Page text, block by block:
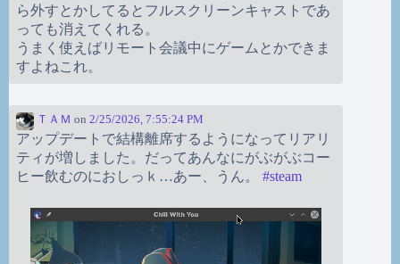
ら外すとかしてるとフルスクリーンキャストであ
っても消えてくれる。
うまく使えばリモート会議中にゲームとかできま
すよねこれ。
ＴＡＭ on 2/25/2026, 7:55:24 PM
アップデートで結構離席するようになってリアリ
ティが増しました。だってあんなにがぶがぶコー
ヒー飲むのにおしっｋ…あー、うん。 #steam